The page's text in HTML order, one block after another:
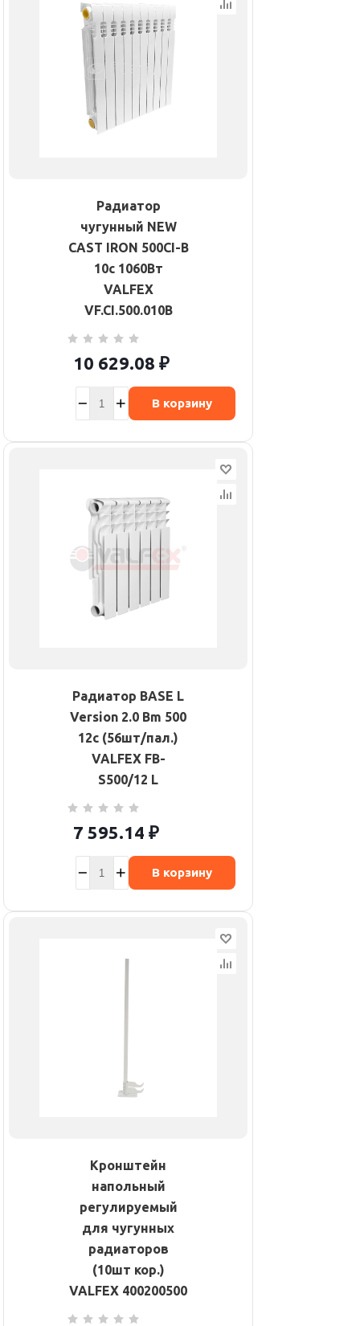
Радиатор
чугунный NEW
CAST IRON 500CI-B
10с 1060Вт
VALFEX
VF.CI.500.010B
10 629.08 ₽
В корзину
Радиатор BASE L
Version 2.0 Bm 500
12с (56шт/пал.)
VALFEX FB-
S500/12 L
7 595.14 ₽
В корзину
Кронштейн
напольный
регулируемый
для чугунных
радиаторов
(10шт кор.)
VALFEX 400200500